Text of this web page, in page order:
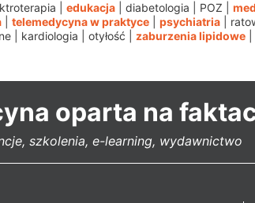
edukacja| diabetologia POZ
| telemedycyna w praktyce| psychiatria|
| kardiologia otyłość zaburzenia lipidowe|
oparta na
szkolenia, e-learning, wydawnictwo